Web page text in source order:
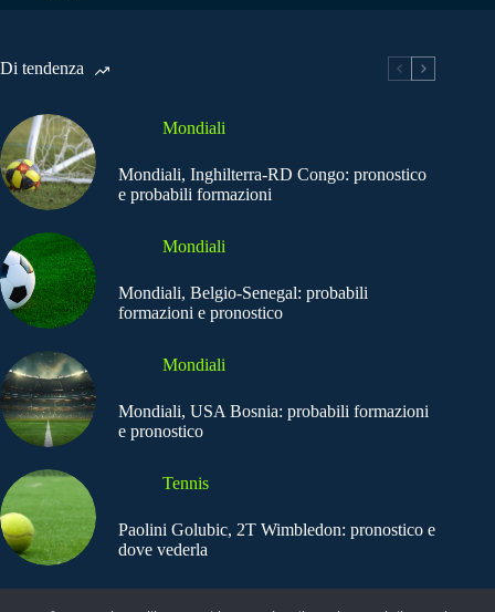
Di tendenza
Mondiali
Mondiali, Inghilterra-RD Congo: pronostico
e probabili formazioni
Mondiali
Mondiali, Belgio-Senegal: probabili
formazioni e pronostico
Mondiali
Mondiali, USA Bosnia: probabili formazioni
e pronostico
Tennis
Paolini Golubic, 2T Wimbledon: pronostico e
dove vederla